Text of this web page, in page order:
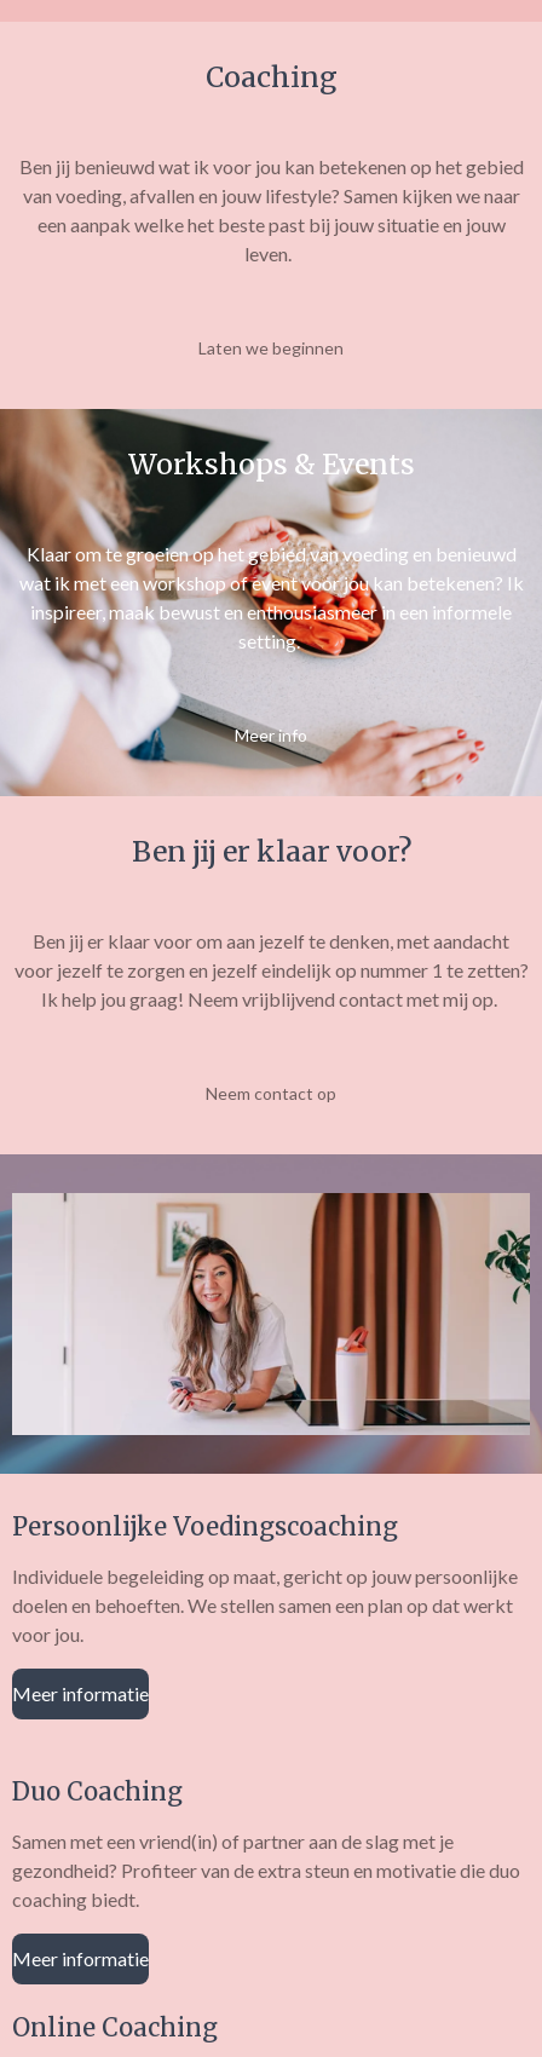
Coaching
Ben jij benieuwd wat ik voor jou kan betekenen op het gebied
van voeding, afvallen en jouw lifestyle? Samen kijken we naar
een aanpak welke het beste past bij jouw situatie en jouw
leven.
Laten we beginnen
Workshops & Events
Klaar om te groeien op het gebied van voeding en benieuwd
wat ik met een workshop of event voor jou kan betekenen? Ik
inspireer, maak bewust en enthousiasmeer in een informele
setting.
Meer info
Ben jij er klaar voor?
Ben jij er klaar voor om aan jezelf te denken, met aandacht
voor jezelf te zorgen en jezelf eindelijk op nummer 1 te zetten?
Ik help jou graag! Neem vrijblijvend contact met mij op.
Neem contact op
Persoonlijke Voedingscoaching
Individuele begeleiding op maat, gericht op jouw persoonlijke
doelen en behoeften. We stellen samen een plan op dat werkt
voor jou.
Meer informatie
Duo Coaching
Samen met een vriend(in) of partner aan de slag met je
gezondheid? Profiteer van de extra steun en motivatie die duo
coaching biedt.
Meer informatie
Online Coaching